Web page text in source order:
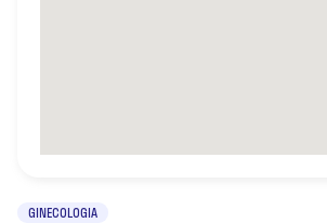
GINECOLOGIA